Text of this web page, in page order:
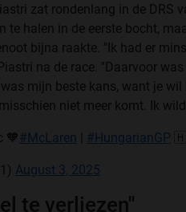
zat rondenlang in de DRS
te halen in de eerste bocht,
bijna raakte. ''Ik had er
na de race. ''Daarvoor
mijn beste kans, want je
niet meer komt. Ik
🧡#McLaren #HungarianGP
August 3, 2025
te verliezen''